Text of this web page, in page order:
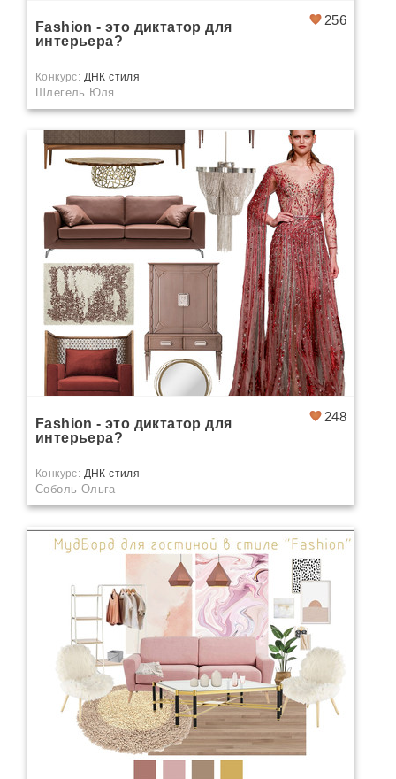
256
Fashion - это диктатор для
интерьера?
Конкурс: ДНК стиля
Шлегель Юля
248
Fashion - это диктатор для
интерьера?
Конкурс: ДНК стиля
Соболь Ольга